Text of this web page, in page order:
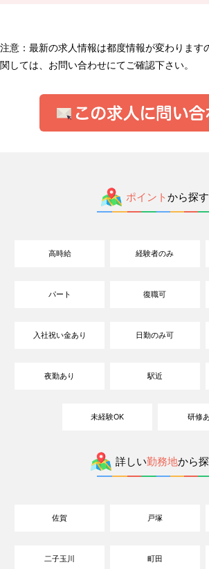
注意：最新の求人情報は都度情報が変わります
関しては、お問い合わせにてご確認下さい。
ポイントから探す
高時給 経験者のみ
パート 復職可
入社祝い金あり 日勤のみ可
夜勤あり 駅近
未経験OK 研修
詳しい勤務地から
佐賀 戸塚
二子玉川 町田